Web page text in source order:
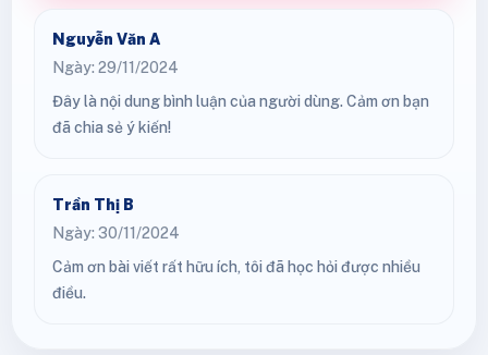
Nguyễn Văn A
Ngày: 29/11/2024
Đây là nội dung bình luận của người dùng. Cảm ơn bạn
đã chia sẻ ý kiến!
Trần Thị B
Ngày: 30/11/2024
Cảm ơn bài viết rất hữu ích, tôi đã học hỏi được nhiều
điều.